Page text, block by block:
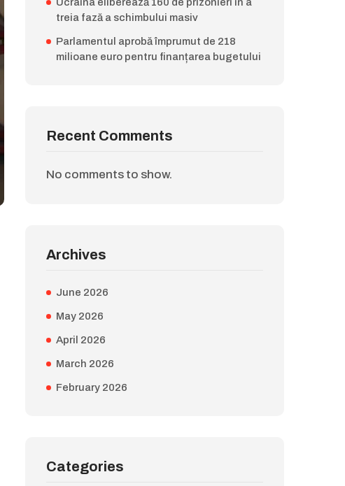
treia fază a schimbului masiv
Parlamentul aprobă împrumut de 218
milioane euro pentru finanțarea bugetului
Recent Comments
No comments to show.
Archives
June 2026
May 2026
April 2026
March 2026
February 2026
Categories